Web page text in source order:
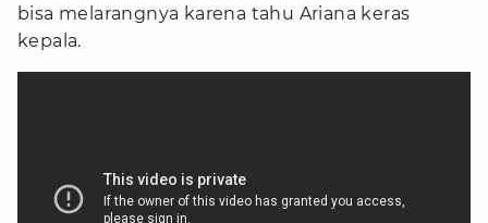
bisa melarangnya karena tahu Ariana keras
kepala.